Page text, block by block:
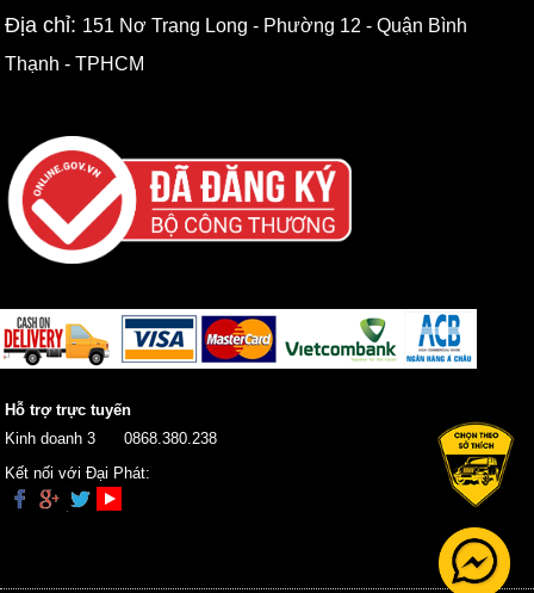
Địa chỉ: 151 Nơ Trang Long - Phường 12 - Quận Bình
Thạnh - TPHCM
Hỗ trợ trực tuyến
Kinh doanh 3
0868.380.238
Kết nối với Đại Phát: